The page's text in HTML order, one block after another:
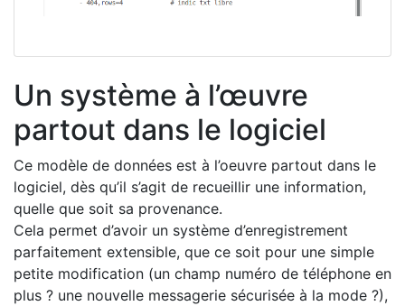
Un système à l’œuvre
partout dans le logiciel
Ce modèle de données est à l’oeuvre partout dans le
logiciel, dès qu’il s’agit de recueillir une information,
quelle que soit sa provenance.
Cela permet d’avoir un système d’enregistrement
parfaitement extensible, que ce soit pour une simple
petite modification (un champ numéro de téléphone en
plus ? une nouvelle messagerie sécurisée à la mode ?),